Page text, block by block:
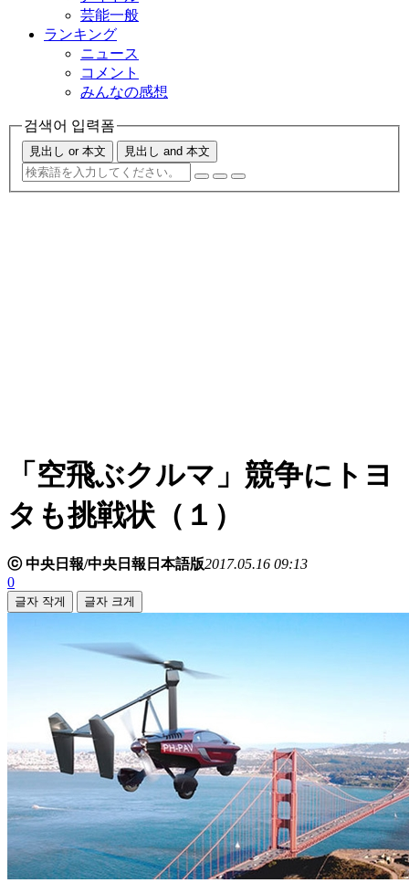
芸能一般
ランキング
ニュース
コメント
みんなの感想
검색어 입력폼
見出し or 本文 見出し and 本文
「空飛ぶクルマ」競争にトヨ
タも挑戦状（１）
ⓒ 中央日報/中央日報日本語版2017.05.16 09:13
0
글자 작게 글자 크게